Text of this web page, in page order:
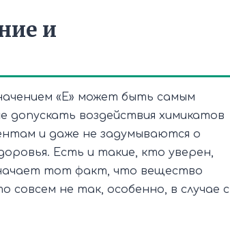
и
«Е» может быть самым
воздействия химикатов
и даже не задумываются о
Есть и такие, кто уверен,
тот факт, что вещество
совсем не так, особенно, в случае с